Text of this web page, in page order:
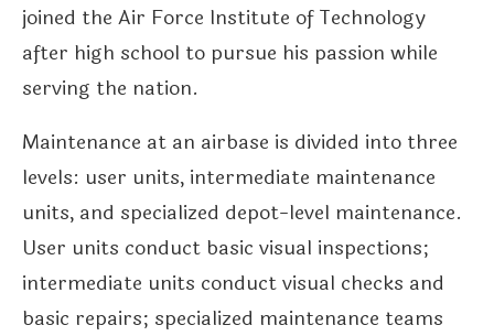
joined the Air Force Institute of Technology
after high school to pursue his passion while
serving the nation.
Maintenance at an airbase is divided into three
levels: user units, intermediate maintenance
units, and specialized depot-level maintenance.
User units conduct basic visual inspections;
intermediate units conduct visual checks and
basic repairs; specialized maintenance teams